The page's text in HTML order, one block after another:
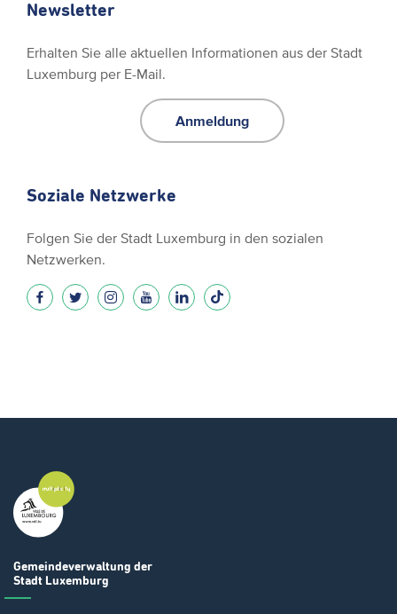
Newsletter
Erhalten Sie alle aktuellen Informationen aus der Stadt
Luxemburg per E-Mail.
Anmeldung
Soziale Netzwerke
Folgen Sie der Stadt Luxemburg in den sozialen
Netzwerken.
Gemeindeverwaltung der
Stadt Luxemburg